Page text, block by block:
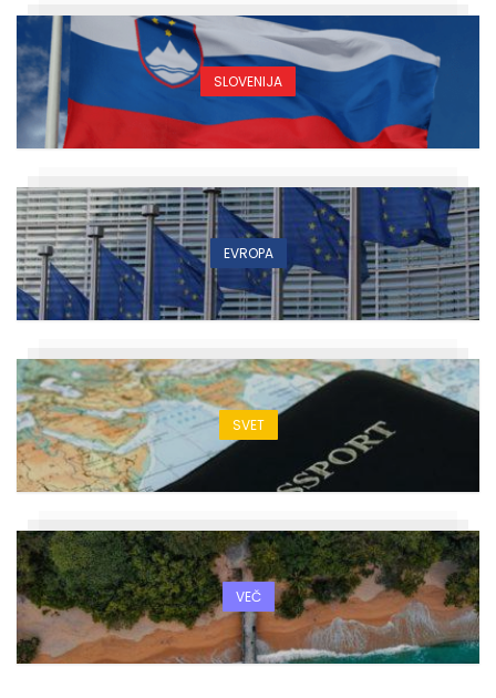
SLOVENIJA
EVROPA
SVET
VEČ